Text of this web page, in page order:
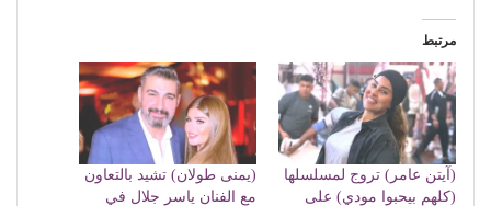
مرتبط
(آيتن عامر) تروج لمسلسلها
(كلهم بيحبوا مودي) على
(يمنى طولان) تشيد بالتعاون
مع الفنان ياسر جلال في